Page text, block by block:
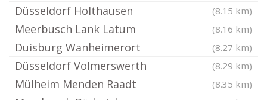
Düsseldorf Holthausen (8.15 km)
Meerbusch Lank Latum (8.16 km)
Duisburg Wanheimerort (8.27 km)
Düsseldorf Volmerswerth (8.29 km)
Mülheim Menden Raadt (8.35 km)